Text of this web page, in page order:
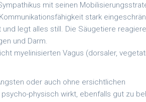
mit seinen
stark
legt alles still. Die Säugetiere
und Darm.
myelinisierten Vagus (dorsaler,
oder auch ohne ersichtlichen
physisch wirkt, ebenfalls gut zu